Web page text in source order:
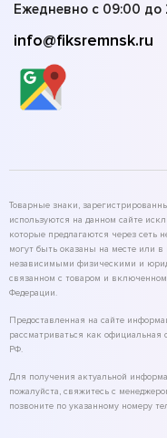
Ежедневно с 09:00 до
info@fiksremnsk.ru
Товарные знаки,
используются на данном сайте
которые предлагаются через сеть
могут быть оказаны на месте или
независимыми физическими и
связанном с товаром и включенном
Федерации.
Предоставленная на сайте
рассматриваться как
РФ.
Для получения актуальной
пожалуйста, свяжитесь с
позвоните по указанному номеру